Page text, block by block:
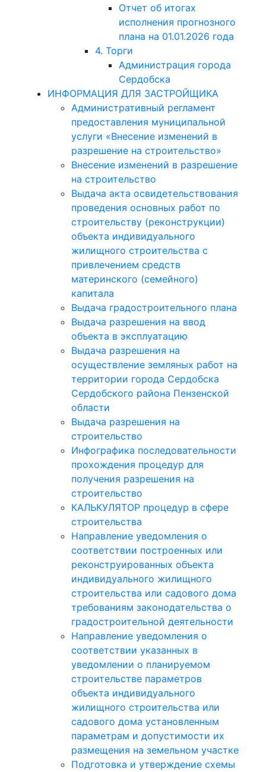
Отчет об итогах
исполнения прогнозного
плана на 01.01.2026 года
4. Торги
Администрация города
Сердобска
ИНФОРМАЦИЯ ДЛЯ ЗАСТРОЙЩИКА
Административный регламент
предоставления муниципальной
услуги «Внесение изменений в
разрешение на строительство»
Внесение изменений в разрешение
на строительство
Выдача акта освидетельствования
проведения основных работ по
строительству (реконструкции)
объекта индивидуального
жилищного строительства с
привлечением средств
материнского (семейного)
капитала
Выдача градостроительного плана
Выдача разрешения на ввод
объекта в эксплуатацию
Выдача разрешения на
осуществление земляных работ на
территории города Сердобска
Сердобского района Пензенской
области
Выдача разрешения на
строительство
Инфографика последовательности
прохождения процедур для
получения разрешения на
строительство
КАЛЬКУЛЯТОР процедур в сфере
строительства
Направление уведомления о
соответствии построенных или
реконструированных объекта
индивидуального жилищного
строительства или садового дома
требованиям законодательства о
градостроительной деятельности
Направление уведомления о
соответствии указанных в
уведомлении о планируемом
строительстве параметров
объекта индивидуального
жилищного строительства или
садового дома установленным
параметрам и допустимости их
размещения на земельном участке
Подготовка и утверждение схемы